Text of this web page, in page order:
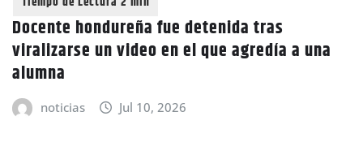
Docente hondureña fue detenida tras
viralizarse un video en el que agredía a una
alumna
noticias Jul 10, 2026